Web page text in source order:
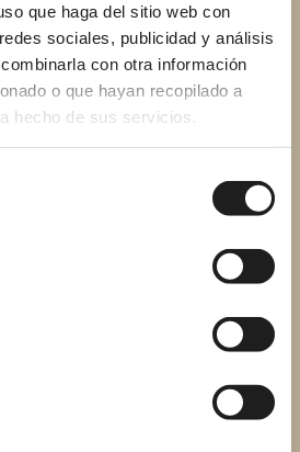
que haga del sitio web con
sociales, publicidad y análisis
con otra información
o que hayan recopilado a
hecho de sus servicios.
peroel grifo
dejar regulada la
más nos gusta para
tengamos que
se ahorra tiempo,
de la ducha parece fácil,